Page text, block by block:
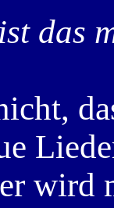
das
wird